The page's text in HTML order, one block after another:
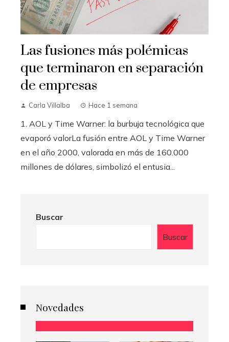
Las fusiones más polémicas
que terminaron en separación
de empresas
Carla Villalba Hace 1 semana
1. AOL y Time Warner: la burbuja tecnológica que
evaporó valorLa fusión entre AOL y Time Warner
en el año 2000, valorada en más de 160.000
millones de dólares, simbolizó el entusia...
Buscar
Buscar
Novedades